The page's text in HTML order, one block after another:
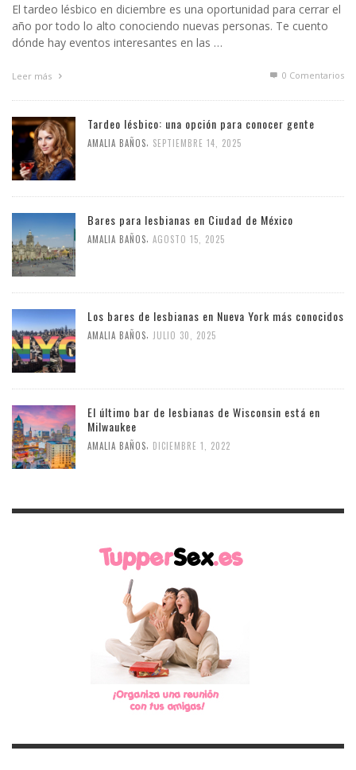
El tardeo lésbico en diciembre es una oportunidad para cerrar el
año por todo lo alto conociendo nuevas personas. Te cuento
dónde hay eventos interesantes en las …
Leer más 0 Comentarios
Tardeo lésbico: una opción para conocer gente
AMALIA BAÑOS SEPTIEMBRE 14, 2025
Bares para lesbianas en Ciudad de México
AMALIA BAÑOS AGOSTO 15, 2025
Los bares de lesbianas en Nueva York más conocidos
AMALIA BAÑOS JULIO 30, 2025
El último bar de lesbianas de Wisconsin está en
Milwaukee
AMALIA BAÑOS DICIEMBRE 1, 2022